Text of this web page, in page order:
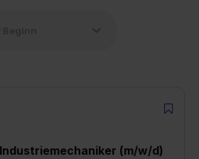
(m/w/d)